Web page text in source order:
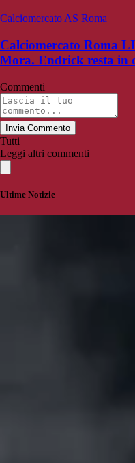
Calciomercato AS Roma
Calciomercato Roma
Mora. Endrick resta in
Commenti
Invia Commento
Tutti
Leggi altri commenti
Ultime Notizie